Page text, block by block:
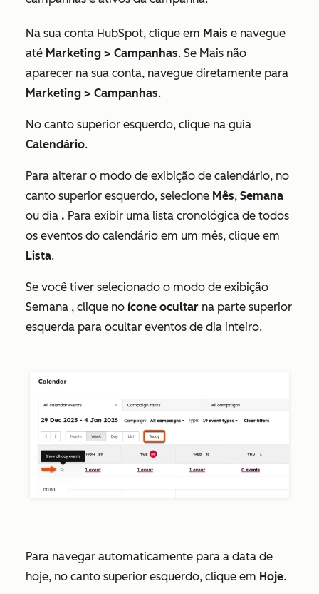
Na sua conta HubSpot, clique em Mais e navegue
até Marketing > Campanhas. Se Mais não
aparecer na sua conta, navegue diretamente para
Marketing > Campanhas.
No canto superior esquerdo, clique na guia
Calendário.
Para alterar o modo de exibição de calendário, no
canto superior esquerdo, selecione Mês, Semana
ou dia . Para exibir uma lista cronológica de todos
os eventos do calendário em um mês, clique em
Lista.
Se você tiver selecionado o modo de exibição
Semana , clique no ícone ocultar na parte superior
esquerda para ocultar eventos de dia inteiro.
Para navegar automaticamente para a data de
hoje, no canto superior esquerdo, clique em Hoje.